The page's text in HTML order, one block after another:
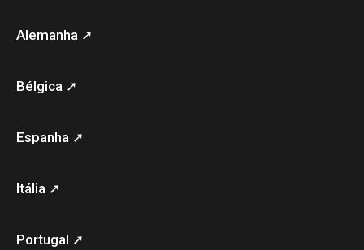
Alemanha ➚
Bélgica ➚
Espanha ➚
Itália ➚
Portugal ➚